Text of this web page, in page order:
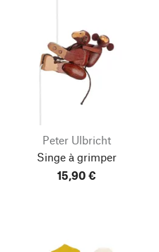
Peter Ulbricht
Singe à grimper
15,90 €